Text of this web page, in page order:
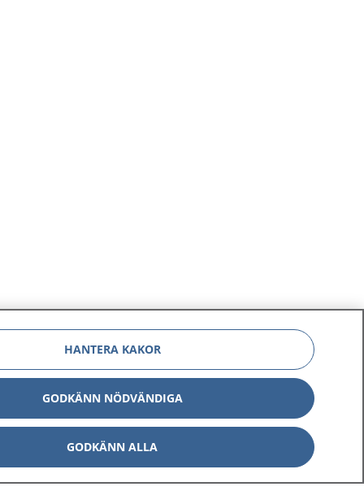
HANTERA KAKOR
GODKÄNN NÖDVÄNDIGA
GODKÄNN ALLA